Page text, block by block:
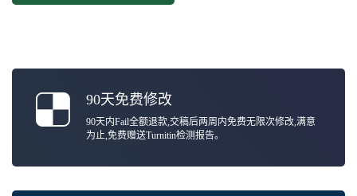
90天免费修改
90天内Fail全额退款,交稿后两周内免费无限次修改,满意
为止,免费赠送Turnitin检测报告。